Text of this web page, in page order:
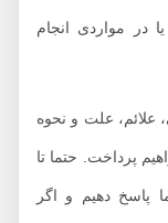
انجام
علت و نحوه
حتما تا
دهیم و اگر